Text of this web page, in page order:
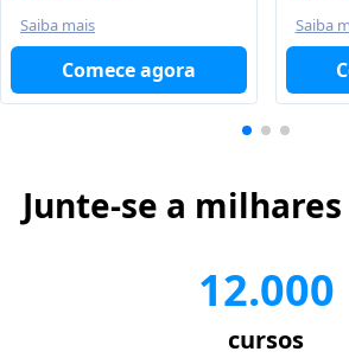
Saiba mais
Comece agora
Saiba
Junte-se a
12.000
cursos